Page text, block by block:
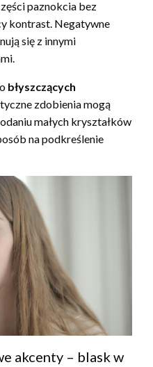
paznokcia bez
kontrast. Negatywne
się z innymi
błyszczących
zdobienia mogą
małych kryształków
na podkreślenie
akcenty – blask w